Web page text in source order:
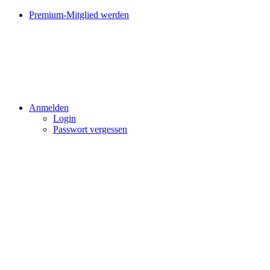
Premium-Mitglied werden
Anmelden
Login
Passwort vergessen